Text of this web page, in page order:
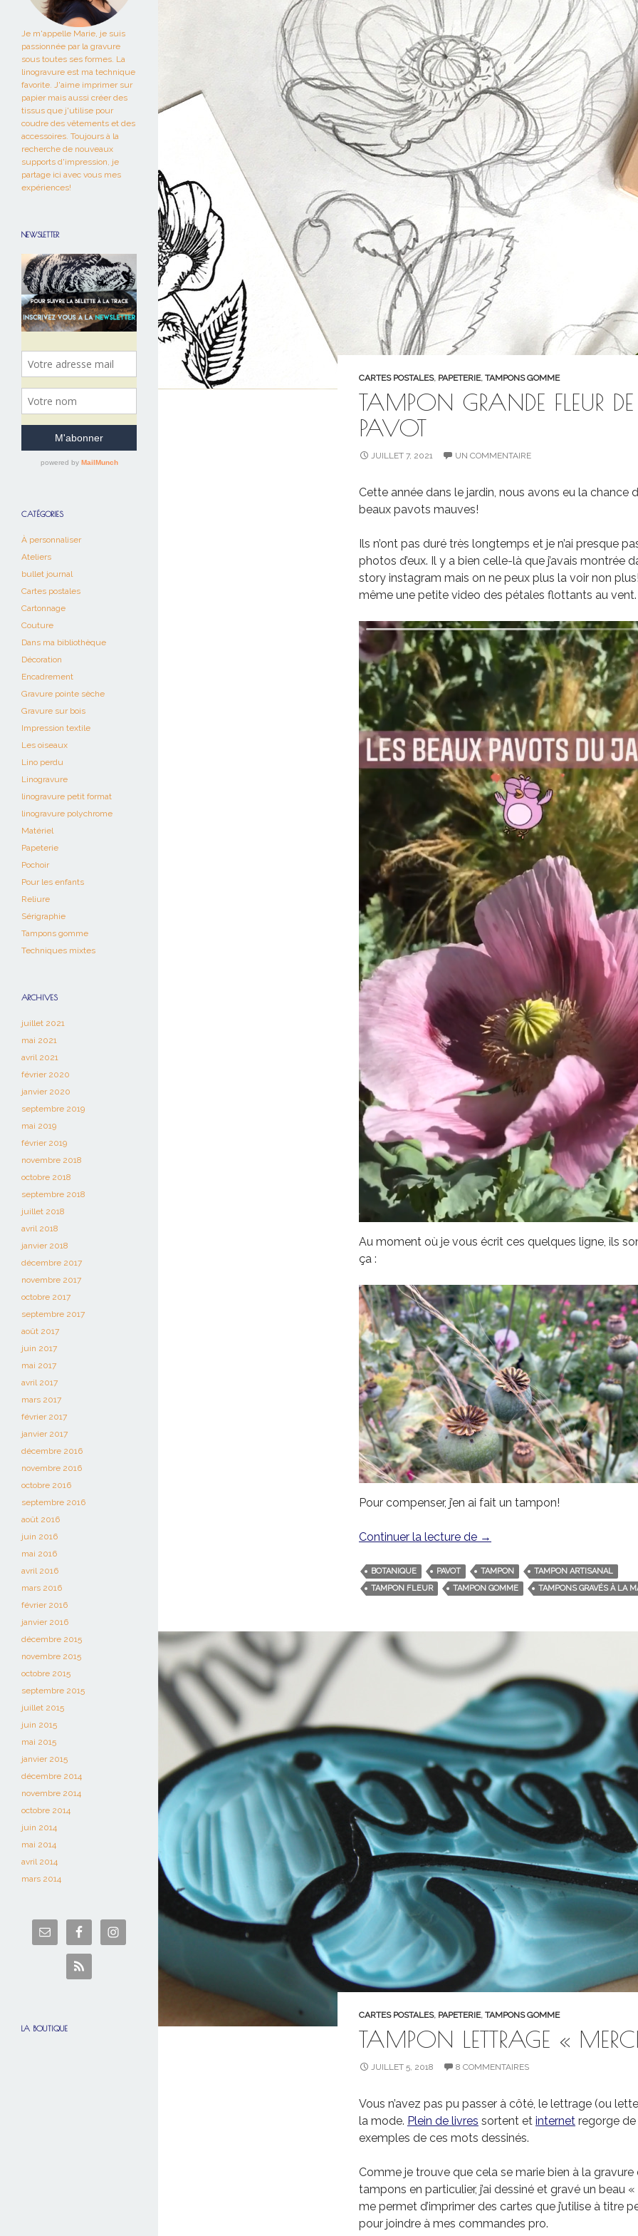
CARTES POSTALES, PAPETERIE, TAMPONS GOMME
TAMPON GRANDE FLEUR DE
PAVOT
JUILLET 7, 2021 UN COMMENTAIRE
Cette année dans le jardin, nous avons eu la chance
beaux pavots mauves!
Ils n’ont pas duré très longtemps et je n’ai presque
photos d’eux. Il y a bien celle-là que j’avais montrée
story instagram mais on ne peux plus la voir non plus!
même une petite video des pétales flottants au vent.
Au moment où je vous écrit ces quelques ligne, ils
ça :
Pour compenser, j’en ai fait un tampon!
Continuer la lecture de Tampon grande fleur de pavot
→
BOTANIQUE PAVOT TAMPON
TAMPON ARTISANAL
TAMPON FLEUR
TAMPON GOMME TAMPONS GRAVÉS À LA
CARTES POSTALES, PAPETERIE, TAMPONS GOMME
TAMPON LETTRAGE «
JUILLET 5, 2018 8 COMMENTAIRES
Vous n’avez pas pu passer à côté, le lettrage (ou
la mode. Plein de livres sortent et internet regorge
exemples de ces mots dessinés.
Comme je trouve que cela se marie bien à la gravure
tampons en particulier, j’ai dessiné et gravé un beau «
me permet d’imprimer des cartes que j’utilise à titre
pour joindre à mes commandes pro.
Je m'appelle Marie, je suis
passionnée par la gravure
sous toutes ses formes. La
linogravure est ma technique
favorite. J'aime imprimer sur
papier mais aussi créer des
tissus que j'utilise pour
coudre des vêtements et des
accessoires. Toujours à la
recherche de nouveaux
supports d'impression, je
partage ici avec vous mes
expériences!
NEWSLETTER
CATÉGORIES
À personnaliser
Ateliers
bullet journal
Cartes postales
Cartonnage
Couture
Dans ma bibliothèque
Décoration
Encadrement
Gravure pointe sèche
Gravure sur bois
Impression textile
Les oiseaux
Lino perdu
Linogravure
linogravure petit format
linogravure polychrome
Matériel
Papeterie
Pochoir
Pour les enfants
Reliure
Sérigraphie
Tampons gomme
Techniques mixtes
ARCHIVES
juillet 2021
mai 2021
avril 2021
février 2020
janvier 2020
septembre 2019
mai 2019
février 2019
novembre 2018
octobre 2018
septembre 2018
juillet 2018
avril 2018
janvier 2018
décembre 2017
novembre 2017
octobre 2017
septembre 2017
août 2017
juin 2017
mai 2017
avril 2017
mars 2017
février 2017
janvier 2017
décembre 2016
novembre 2016
octobre 2016
septembre 2016
août 2016
juin 2016
mai 2016
avril 2016
mars 2016
février 2016
janvier 2016
décembre 2015
novembre 2015
octobre 2015
septembre 2015
juillet 2015
juin 2015
mai 2015
janvier 2015
décembre 2014
novembre 2014
octobre 2014
juin 2014
mai 2014
avril 2014
mars 2014
LA BOUTIQUE